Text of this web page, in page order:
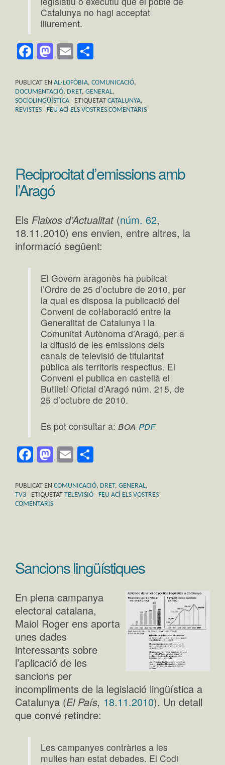
Catalunya no hagi acceptat
lliurement.
Facebook
Mastodon
Email
PUBLICAT EN AL·LOFÒBIA, COMUNICACIÓ,
DOCUMENTACIÓ, DRET, GENERAL,
SOCIOLINGÜÍSTICA
ETIQUETAT CATALUNYA,
REVISTES
FEU ACÍ ELS VOSTRES COMENTARIS
Reciprocitat d’emissions amb
l’Aragó
Els Flaixos d’Actualitat(núm. 62,
18.11.2010) ens envien, entre altres, la
informació següent:
El Govern aragonès ha publicat
l’Ordre de 25 d’octubre de 2010, per
la qual es disposa la publicació del
Conveni de coŀlaboració entre la
Generalitat de Catalunya i la
Comunitat Autònoma d’Aragó, per a
la difusió de les emissions dels
canals de televisió de titularitat
pública als territoris respectius. El
Conveni el publica en castellà el
Butlletí Oficial d’Aragó núm. 215, de
25 d’octubre de 2010.
Es pot consultar a:boa pdf
Facebook
Mastodon
Email
PUBLICAT EN COMUNICACIÓ, DRET, GENERAL,
TV3
ETIQUETAT TELEVISIÓ
FEU ACÍ ELS VOSTRES
COMENTARIS
Sancions lingüístiques
En plena campanya
electoral catalana,
Maiol Roger ens aporta
unes dades
interessants sobre
l’aplicació de les
sancions per
incompliments de la legislació lingüística a
Catalunya (El País, 18.11.2010). Un detall
que convé retindre:
Les campanyes contràries a les
multes han estat debades. El Codi